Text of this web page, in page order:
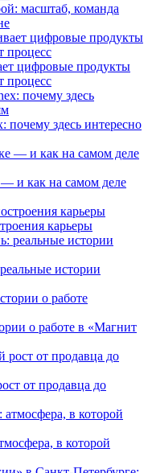
масштаб, команда
цифровые продукты
процесс
здесь интересно
и как на самом деле
карьеры
истории
о работе в «Магнит
от продавца до
в которой